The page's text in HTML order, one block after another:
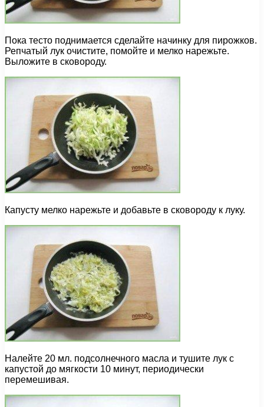
Пока тесто поднимается сделайте начинку для пирожков.
Репчатый лук очистите, помойте и мелко нарежьте.
Выложите в сковороду.
Капусту мелко нарежьте и добавьте в сковороду к луку.
Налейте 20 мл. подсолнечного масла и тушите лук с
капустой до мягкости 10 минут, периодически
перемешивая.